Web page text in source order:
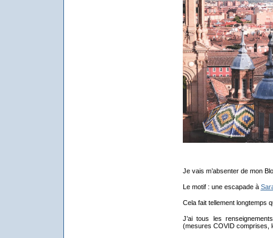
Je vais m’absenter de mon
Le motif : une escapade à
Cela fait tellement longtemps
J’ai tous les
(mesures COVID comprises,